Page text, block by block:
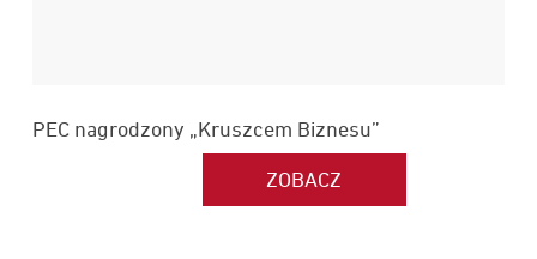
PEC nagrodzony „Kruszcem Biznesu”